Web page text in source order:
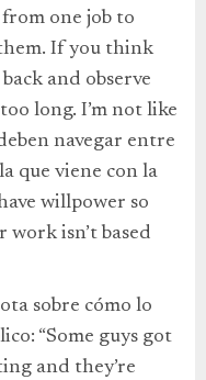
from one job to
If you think
and observe
long. I’m not like
navegar entre
que viene con la
willpower so
isn’t based
sobre cómo lo
“Some guys got
and they’re